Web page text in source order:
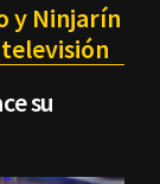
y Ninjarín
su